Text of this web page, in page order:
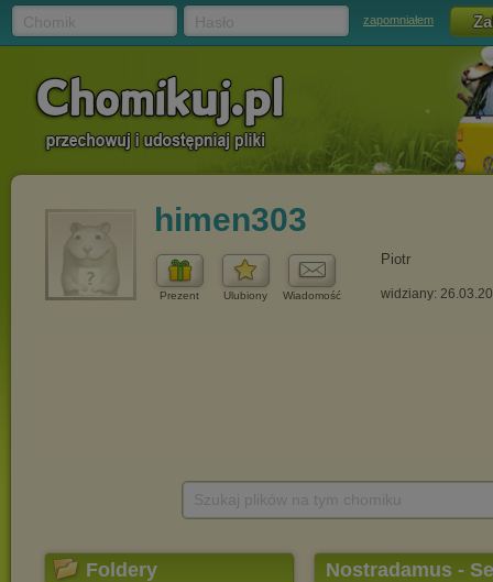
zapomniałem
himen303
Prezent Ulubiony Wiadomość
Piotr
widziany:
Foldery Nostradamus -